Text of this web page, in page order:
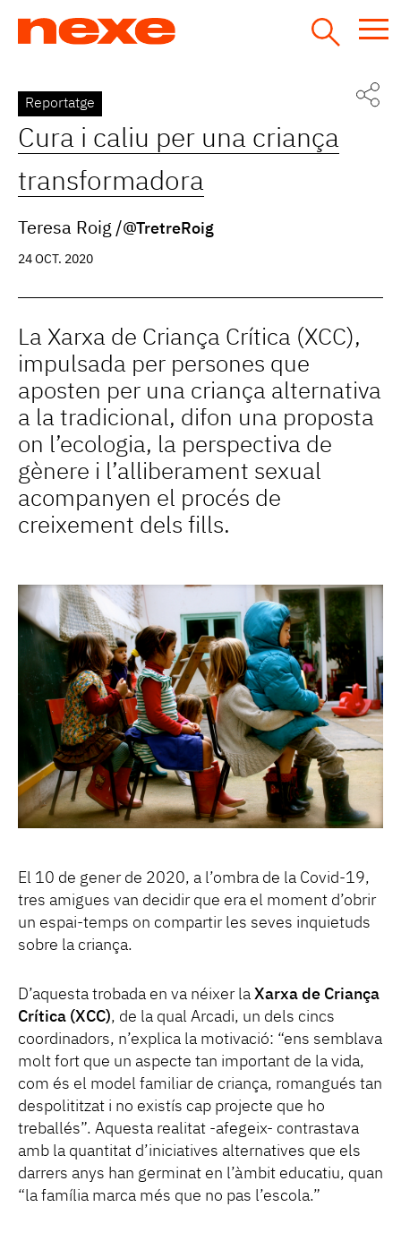
Back
to
top
Reportatge
Cura i caliu per una criança
transformadora
Teresa Roig @TretreRoig
24 OCT. 2020
La Xarxa de Criança Crítica (XCC),
impulsada per persones que
aposten per una criança alternativa
a la tradicional, difon una proposta
on l’ecologia, la perspectiva de
gènere i l’alliberament sexual
acompanyen el procés de
creixement dels fills.
El 10 de gener de 2020, a l’ombra de la Covid-19,
tres amigues van decidir que era el moment d’obrir
un espai-temps on compartir les seves inquietuds
sobre la criança.
D’aquesta trobada en va néixer la Xarxa de Criança
Crítica (XCC), de la qual Arcadi, un dels cincs
coordinadors, n’explica la motivació: “ens semblava
molt fort que un aspecte tan important de la vida,
com és el model familiar de criança, romangués tan
despolititzat i no existís cap projecte que ho
treballés”. Aquesta realitat -afegeix- contrastava
amb la quantitat d’iniciatives alternatives que els
darrers anys han germinat en l’àmbit educatiu, quan
“la família marca més que no pas l’escola.”